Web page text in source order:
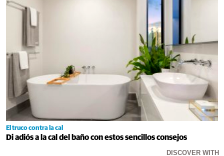
El truco contra la cal
Di adiós a la cal del baño con estos sencillos consejos
DISCOVER WITH